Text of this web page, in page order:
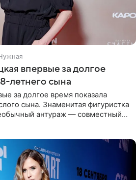
впервые за долгое
летнего сына
за долгое время показала
сына. Знаменитая фигуристка
антураж — совместный